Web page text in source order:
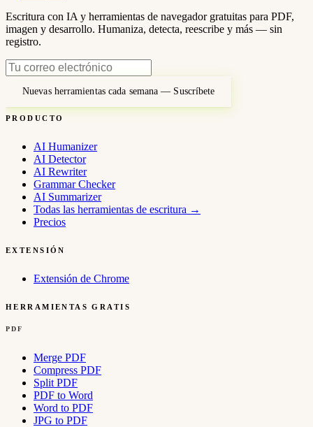
Escritura con IA y herramientas de navegador gratuitas para PDF,
imagen y desarrollo. Humaniza, detecta, reescribe y más — sin
registro.
Nuevas herramientas cada semana — Suscríbete
PRODUCTO
AI Humanizer
AI Detector
AI Rewriter
Grammar Checker
AI Summarizer
Todas las herramientas de escritura →
Precios
EXTENSIÓN
Extensión de Chrome
HERRAMIENTAS GRATIS
PDF
Merge PDF
Compress PDF
Split PDF
PDF to Word
Word to PDF
JPG to PDF